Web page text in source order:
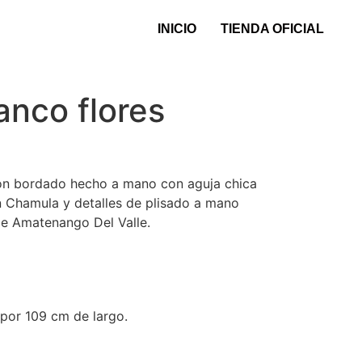
INICIO TIENDA OFICIAL
flores
bordado hecho a mano con aguja chica
y detalles de plisado a mano
Amatenango Del Valle.
109 cm de largo.